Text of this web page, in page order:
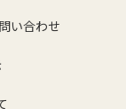
い合わせ